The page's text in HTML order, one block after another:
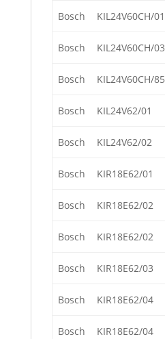
Bosch KIL24V60CH/01
Bosch KIL24V60CH/03
Bosch KIL24V60CH/85
Bosch KIL24V62/01
Bosch KIL24V62/02
Bosch KIR18E62/01
Bosch KIR18E62/02
Bosch KIR18E62/02
Bosch KIR18E62/03
Bosch KIR18E62/04
Bosch KIR18E62/04